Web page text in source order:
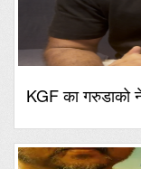
KGF का गरुडाको